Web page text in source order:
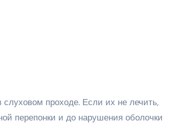
проходе. Если их не лечить,
перепонки и до нарушения оболочки